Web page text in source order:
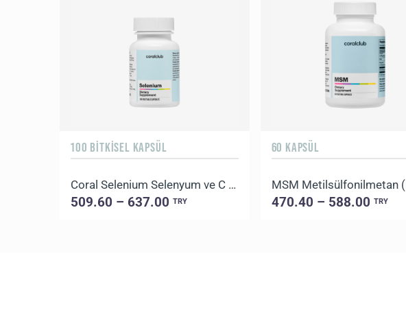
100 BITKISEL KAPSÜL
Coral Selenium Selenyum ve C Vitamini İçeren Takviye Edici Gıda
509.60 – 637.00TRY
60 KAPSÜL
470.40 – 588.00 TRY